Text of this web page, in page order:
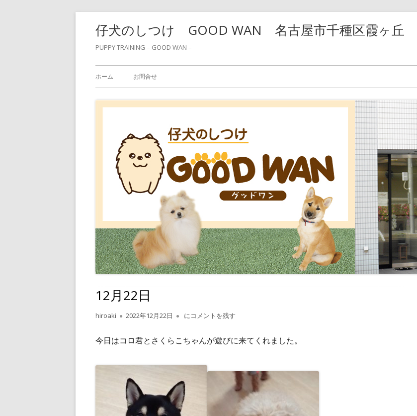
仔犬のしつけ GOOD WAN 名古屋市千種区霞ヶ丘
PUPPY TRAINING – GOOD WAN –
メ
イ
ホーム お問合せ
12月22日
作
者
hiroaki
公
日
2022年12月22日 12月22日
にコメントを残す
今日はコロ君とさくらこちゃんが遊びに来てくれました。